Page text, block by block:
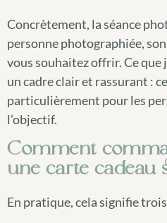
Concrètement, la séance
personne photographiée,
vous souhaitez offrir. Ce que
un cadre clair et rassurant :
particulièrement pour les
l’objectif.
Comment
une carte cadeau
En pratique, cela signifie